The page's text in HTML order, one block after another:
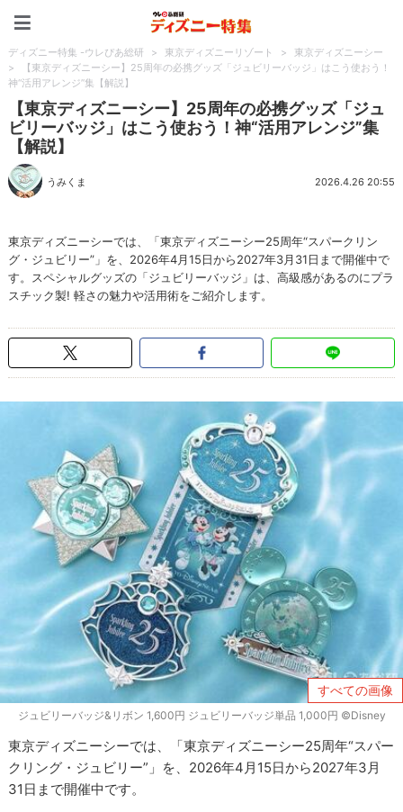
ディズニー特集 -ウレぴあ総研 > 東京ディズニーリゾート >
東京ディズニーシー
>
【東京ディズニーシー】25周年の必携グッズ「ジュビリーバッジ」はこう使おう！
神“活用アレンジ”集【解説】
【東京ディズニーシー】25周年の必携グッズ「ジュ
ビリーバッジ」はこう使おう！神“活用アレンジ”集
【解説】
うみくま 2026.4.26 20:55
東京ディズニーシーでは、「東京ディズニーシー25周年“スパークリン
グ・ジュビリー”」を、2026年4月15日から2027年3月31日まで開催中で
す。スペシャルグッズの「ジュビリーバッジ」は、高級感があるのにプラ
スチック製! 軽さの魅力や活用術をご紹介します。
すべての画像
ジュビリーバッジ&リボン 1,600円 ジュビリーバッジ単品 1,000円 ©Disney
東京ディズニーシーでは、「東京ディズニーシー25周年“スパー
クリング・ジュビリー”」を、2026年4月15日から2027年3月
31日まで開催中です。